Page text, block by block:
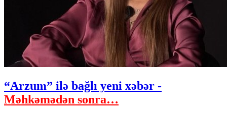
“Arzum” ilə bağlı yeni xəbər -
Məhkəmədən sonra…